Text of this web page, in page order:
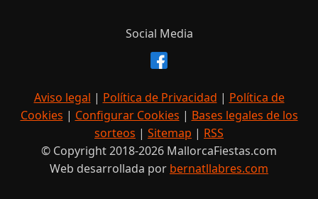
Social Media
Aviso legal | Política de Privacidad | Política de
Cookies | Configurar Cookies | Bases legales de los
sorteos | Sitemap | RSS
© Copyright 2018-2026 MallorcaFiestas.com
Web desarrollada por bernatllabres.com